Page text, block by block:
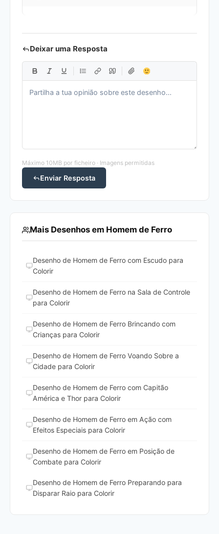
Deixar uma Resposta
Máximo 10MB por ficheiro · Imagens permitidas
Enviar Resposta
Mais Desenhos em Homem de Ferro
Desenho de Homem de Ferro com Escudo para
Colorir
Desenho de Homem de Ferro na Sala de Controle
para Colorir
Desenho de Homem de Ferro Brincando com
Crianças para Colorir
Desenho de Homem de Ferro Voando Sobre a
Cidade para Colorir
Desenho de Homem de Ferro com Capitão
América e Thor para Colorir
Desenho de Homem de Ferro em Ação com
Efeitos Especiais para Colorir
Desenho de Homem de Ferro em Posição de
Combate para Colorir
Desenho de Homem de Ferro Preparando para
Disparar Raio para Colorir